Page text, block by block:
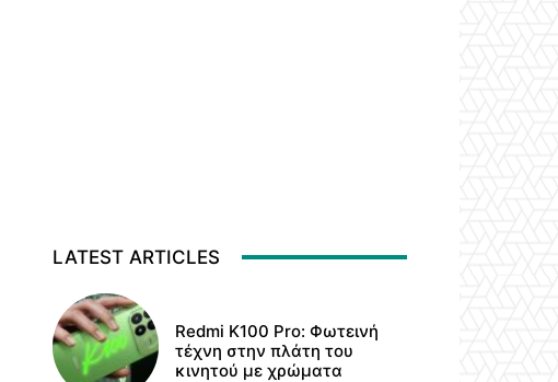
LATEST ARTICLES
Redmi K100 Pro: Φωτεινή
τέχνη στην πλάτη του
κινητού με χρώματα